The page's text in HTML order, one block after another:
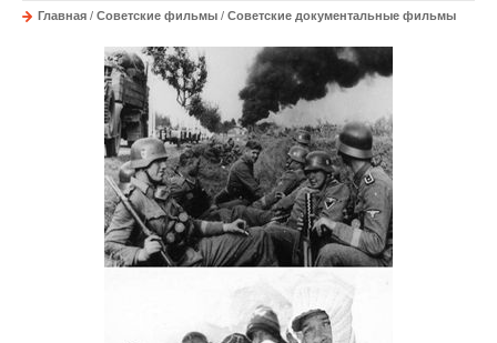
Главная / Советские фильмы / Советские документальные фильмы